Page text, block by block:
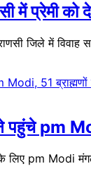
प्रेमी को
जिले में विवाह
पहुंचे pm
pm Modi